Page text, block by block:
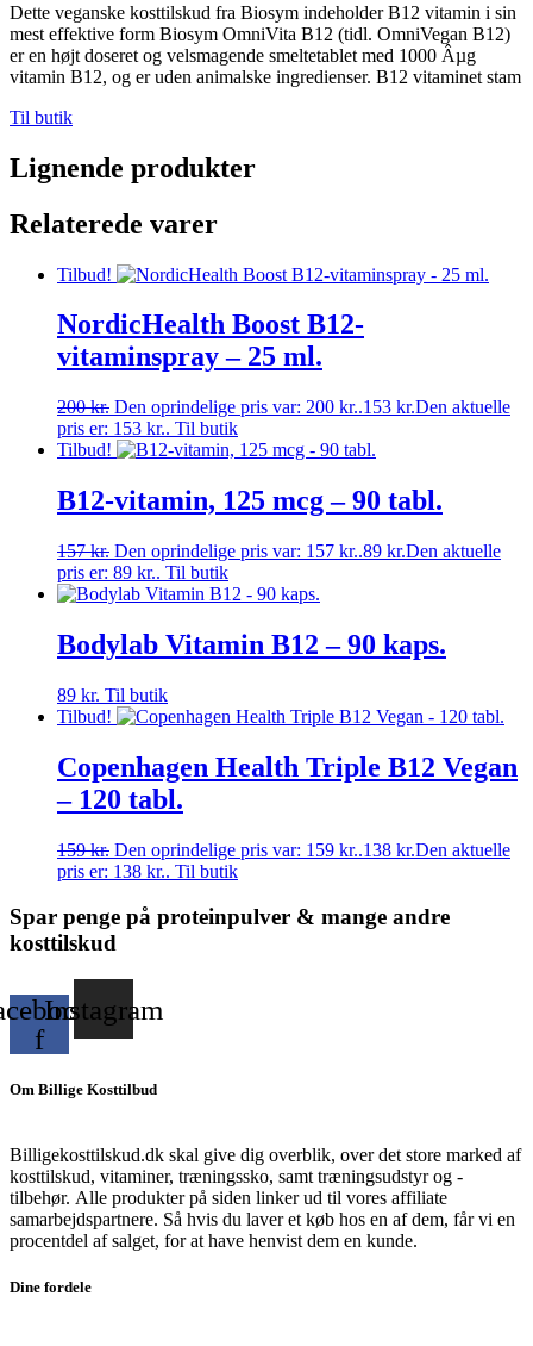
Dette veganske kosttilskud fra Biosym indeholder B12 vitamin i sin
mest effektive form Biosym OmniVita B12 (tidl. OmniVegan B12)
er en højt doseret og velsmagende smeltetablet med 1000 Âµg
vitamin B12, og er uden animalske ingredienser. B12 vitaminet stam
Til butik
Lignende produkter
Relaterede varer
Tilbud!
NordicHealth Boost B12-
vitaminspray – 25 ml.
200kr. Den oprindelige pris var: 200 kr..153 kr.Den aktuelle
pris er: 153 kr.. Til butik
Tilbud!
B12-vitamin, 125 mcg – 90 tabl.
157kr. Den oprindelige pris var: 157 kr..89 kr.Den aktuelle
pris er: 89 kr.. Til butik
Bodylab Vitamin B12 – 90 kaps.
89 kr. Til butik
Tilbud!
Copenhagen Health Triple B12 Vegan
– 120 tabl.
159kr. Den oprindelige pris var: 159 kr..138 kr.Den aktuelle
pris er: 138 kr.. Til butik
Spar penge på proteinpulver & mange andre
kosttilskud
f
Instagram
Om Billige Kosttilbud
Billigekosttilskud.dk skal give dig overblik, over det store marked af
kosttilskud, vitaminer, træningssko, samt træningsudstyr og -
tilbehør. Alle produkter på siden linker ud til vores affiliate
samarbejdspartnere. Så hvis du laver et køb hos en af dem, får vi en
procentdel af salget, for at have henvist dem en kunde.
Dine fordele